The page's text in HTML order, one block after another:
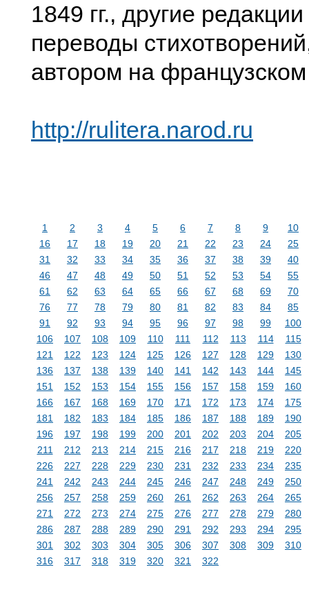
1849 гг., другие
переводы
автором на
http://rulitera.narod.ru
1 2 3 4 5 6 7 8 9
10
16
17 18 19 20 21 22 23 24
25
31
32 33 34 35 36 37 38 39
40
46
47 48 49 50 51 52 53 54
55
61
62 63 64 65 66 67 68 69
70
76
77 78 79 80 81 82 83 84
85
91
92 93 94 95 96 97 98 99
100
106
107 108 109 110 111 112 113 114
115
121
122 123 124 125 126 127 128 129
130
136
137 138 139 140 141 142 143 144
145
151
152 153 154 155 156 157 158 159
160
166
167 168 169 170 171 172 173 174
175
181
182 183 184 185 186 187 188 189
190
196
197 198 199 200 201 202 203 204
205
211
212 213 214 215 216 217 218 219
220
226
227 228 229 230 231 232 233 234
235
241
242 243 244 245 246 247 248 249
250
256
257 258 259 260 261 262 263 264
265
271
272 273 274 275 276 277 278 279
280
286
287 288 289 290 291 292 293 294
295
301
302 303 304 305 306 307 308 309
310
316
317 318 319 320 321 322